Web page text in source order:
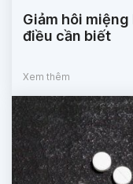
Giảm hôi
điều cần biết
Xem thêm